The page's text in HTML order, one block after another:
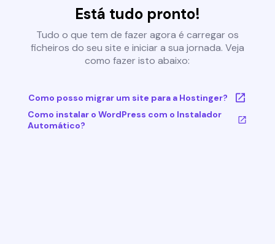
Está tudo pronto!
Tudo o que tem de fazer agora é carregar os
ficheiros do seu site e iniciar a sua jornada. Veja
como fazer isto abaixo:
Como posso migrar um site para a Hostinger?
Como instalar o WordPress com o Instalador
Automático?